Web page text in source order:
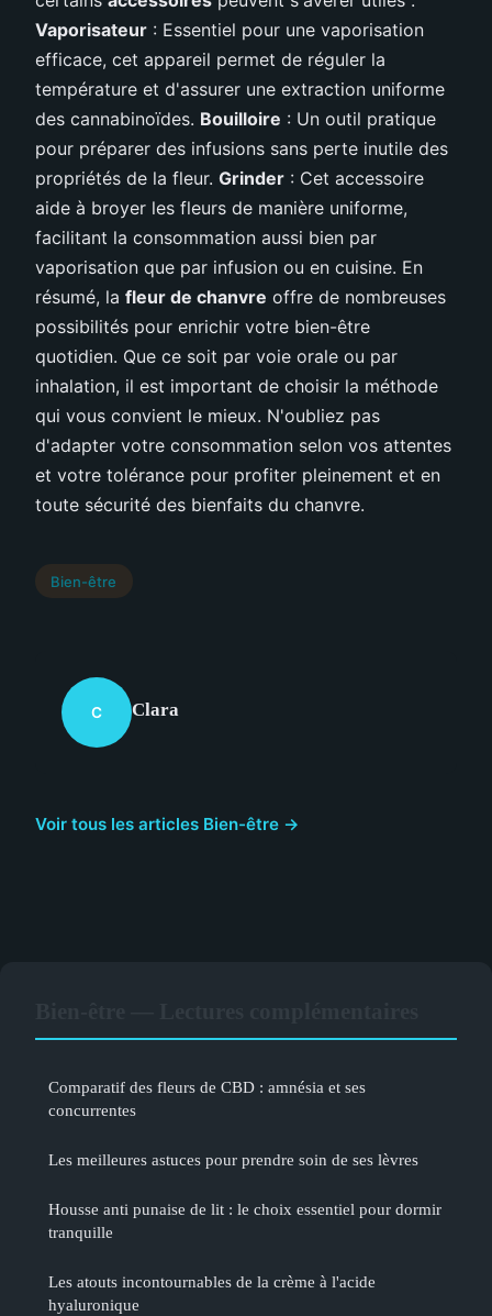
Vaporisateur : Essentiel pour une vaporisation
efficace, cet appareil permet de réguler la
température et d'assurer une extraction uniforme
des cannabinoïdes. Bouilloire : Un outil pratique
pour préparer des infusions sans perte inutile des
propriétés de la fleur. Grinder : Cet accessoire
aide à broyer les fleurs de manière uniforme,
facilitant la consommation aussi bien par
vaporisation que par infusion ou en cuisine. En
résumé, la fleur de chanvre offre de nombreuses
possibilités pour enrichir votre bien-être
quotidien. Que ce soit par voie orale ou par
inhalation, il est important de choisir la méthode
qui vous convient le mieux. N'oubliez pas
d'adapter votre consommation selon vos attentes
et votre tolérance pour profiter pleinement et en
toute sécurité des bienfaits du chanvre.
Bien-être
C Clara
Voir tous les articles Bien-être →
Comparatif des fleurs de CBD : amnésia et ses
concurrentes
Les meilleures astuces pour prendre soin de ses lèvres
Housse anti punaise de lit : le choix essentiel pour dormir
tranquille
Les atouts incontournables de la crème à l'acide
hyaluronique